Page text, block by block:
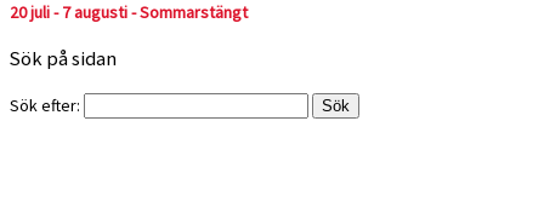
20 juli - 7 augusti - Sommarstängt
Sök på sidan
Sök efter: